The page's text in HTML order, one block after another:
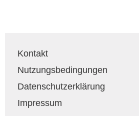
Kontakt
Nutzungsbedingungen
Datenschutzerklärung
Impressum